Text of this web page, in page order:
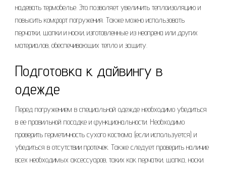
надевать термобелье. Это позволяет увеличить теплоизоляцию и
повысить комфорт погружения. Также можно использовать
перчатки‚ шапки и носки‚ изготовленные из неопрена или других
материалов‚ обеспечивающих тепло и защиту.
Подготовка к дайвингу в
одежде
Перед погружением в специальной одежде необходимо убедиться
в ее правильной посадке и функциональности. Необходимо
проверить герметичность сухого костюма (если используется) и
убедиться в отсутствии протечек. Также следует проверить наличие
всех необходимых аксессуаров‚ таких как перчатки‚ шапка‚ носки.